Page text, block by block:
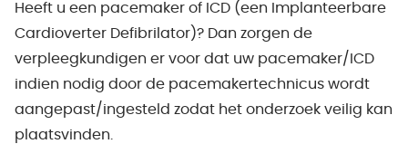
Heeft u een pacemaker of ICD (een Implanteerbare
Cardioverter Defibrilator)? Dan zorgen de
verpleegkundigen er voor dat uw pacemaker/ICD
indien nodig door de pacemakertechnicus wordt
aangepast/ingesteld zodat het onderzoek veilig kan
plaatsvinden.